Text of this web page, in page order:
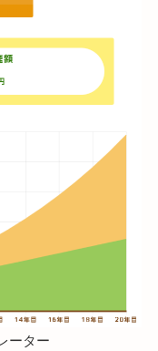
ーター